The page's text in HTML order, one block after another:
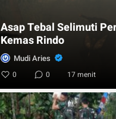
Asap Tebal Selimuti
Kemas Rindo
Mudi Aries
0 0 17 menit